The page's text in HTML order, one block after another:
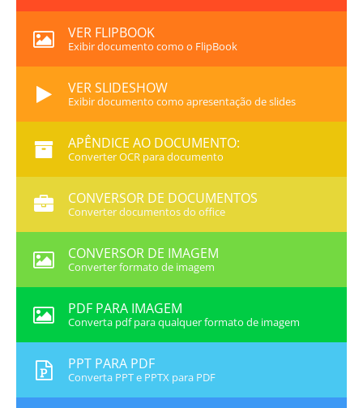
VER FLIPBOOK
Exibir documento como o FlipBook
VER SLIDESHOW
Exibir documento como apresentação de slides
APÊNDICE AO DOCUMENTO:
Converter OCR para documento
CONVERSOR DE DOCUMENTOS
Converter documentos do office
CONVERSOR DE IMAGEM
Converter formato de imagem
PDF PARA IMAGEM
Converta pdf para qualquer formato de imagem
PPT PARA PDF
Converta PPT e PPTX para PDF